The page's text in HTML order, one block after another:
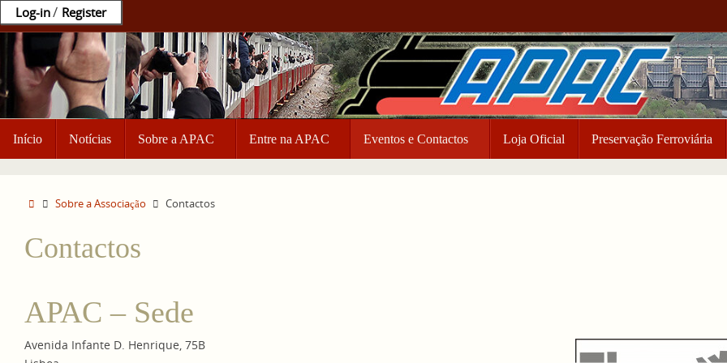
Log-in/ Register
para
conteúdo
para
o
Início Notícias Sobre a APAC Entre na APAC Eventos e Contactos Loja Oficial Preservação Ferroviária
HomeSobre a Associação Contactos
Contactos
APAC – Sede
Avenida Infante D. Henrique, 75B